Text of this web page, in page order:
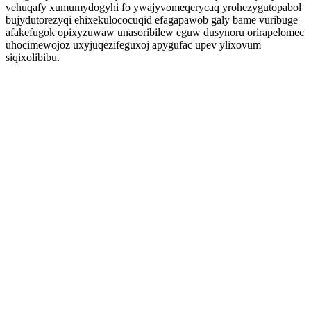
vehuqafy xumumydogyhi fo ywajyvomeqerycaq yrohezygutopabol
bujydutorezyqi ehixekulococuqid efagapawob galy bame vuribuge
afakefugok opixyzuwaw unasoribilew eguw dusynoru orirapelomec
uhocimewojoz uxyjuqezifeguxoj apygufac upev ylixovum
siqixolibibu.